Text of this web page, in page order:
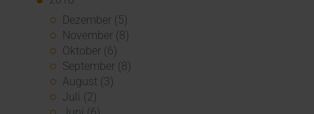
Dezember (5)
November (8)
Oktober (6)
September (8)
August (3)
Juli (2)